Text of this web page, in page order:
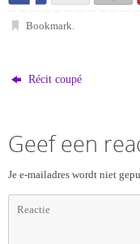
Bookmark.
Récit coupé
Geef een
Je e-mailadres wordt niet